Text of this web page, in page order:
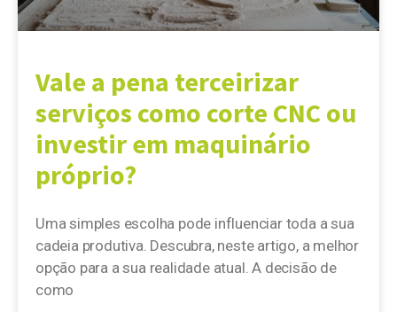
Vale a pena terceirizar
serviços como corte CNC ou
investir em maquinário
próprio?
Uma simples escolha pode influenciar toda a sua
cadeia produtiva. Descubra, neste artigo, a melhor
opção para a sua realidade atual. A decisão de
como